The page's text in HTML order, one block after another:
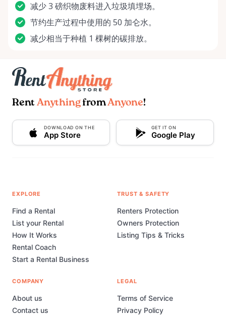
减少 3 磅织物废料进入垃圾填埋场。
节约生产过程中使用的 50 加仑水。
减少相当于种植 1 棵树的碳排放。
Rent AnythingfromAnyone!
DOWNLOAD ON THE
App Store
GET IT ON
Google Play
EXPLORE
Find a Rental
List your Rental
How It Works
Rental Coach
Start a Rental Business
TRUST & SAFETY
Renters Protection
Owners Protection
Listing Tips & Tricks
COMPANY
About us
Contact us
LEGAL
Terms of Service
Privacy Policy